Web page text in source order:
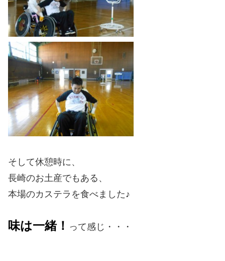
そして休憩時に、
長崎のお土産でもある、
本場のカステラを食べました♪
味は一緒！ って感じ・・・